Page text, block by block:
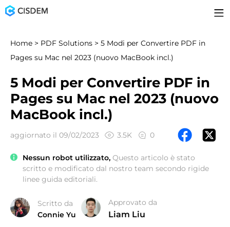
Home > PDF Solutions > 5 Modi per Convertire PDF in
Pages su Mac nel 2023 (nuovo MacBook incl.)
5 Modi per Convertire PDF in
Pages su Mac nel 2023 (nuovo
MacBook incl.)
aggiornato il 09/02/2023 3.5K 0
Nessun robot utilizzato, Questo articolo è stato
scritto e modificato dal nostro team secondo rigide
linee guida editoriali.
Scritto da
Connie Yu
Approvato da
Liam Liu